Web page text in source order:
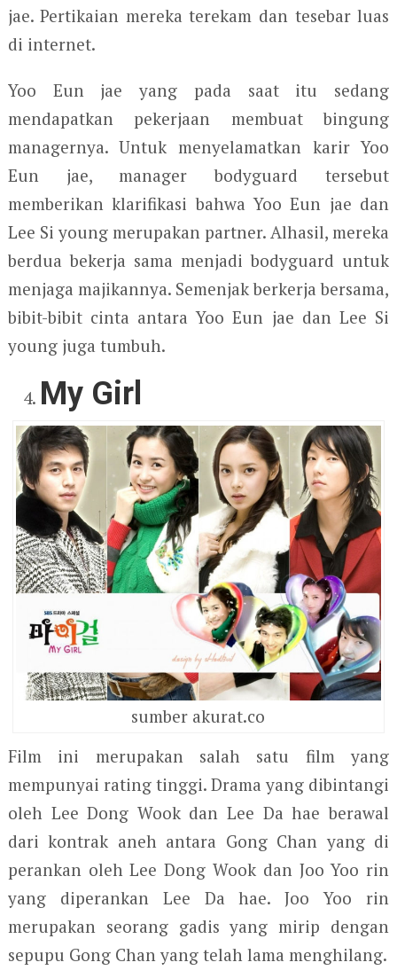
jae. Pertikaian mereka terekam dan tesebar luas
di internet.
Yoo Eun jae yang pada saat itu sedang
mendapatkan pekerjaan membuat bingung
managernya. Untuk menyelamatkan karir Yoo
Eun jae, manager bodyguard tersebut
memberikan klarifikasi bahwa Yoo Eun jae dan
Lee Si young merupakan partner. Alhasil, mereka
berdua bekerja sama menjadi bodyguard untuk
menjaga majikannya. Semenjak berkerja bersama,
bibit-bibit cinta antara Yoo Eun jae dan Lee Si
young juga tumbuh.
My Girl
sumber akurat.co
Film ini merupakan salah satu film yang
mempunyai rating tinggi. Drama yang dibintangi
oleh Lee Dong Wook dan Lee Da hae berawal
dari kontrak aneh antara Gong Chan yang di
perankan oleh Lee Dong Wook dan Joo Yoo rin
yang diperankan Lee Da hae. Joo Yoo rin
merupakan seorang gadis yang mirip dengan
sepupu Gong Chan yang telah lama menghilang.